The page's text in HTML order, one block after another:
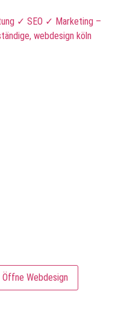
Öffne Webdesign